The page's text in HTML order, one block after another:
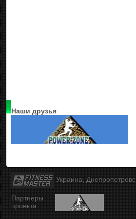
Наши друзья
Украина,
Партнеры
проекта: